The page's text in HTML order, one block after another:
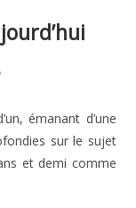
émanant d’une
sur le sujet
et demi comme